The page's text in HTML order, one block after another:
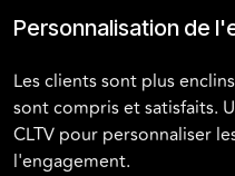
Personnalisation de
Les clients sont plus
sont compris et satisfaits.
CLTV pour personnaliser
l'engagement.